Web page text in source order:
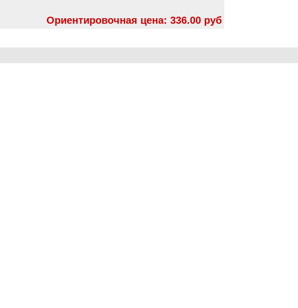
Ориентировочная цена: 336.00 руб